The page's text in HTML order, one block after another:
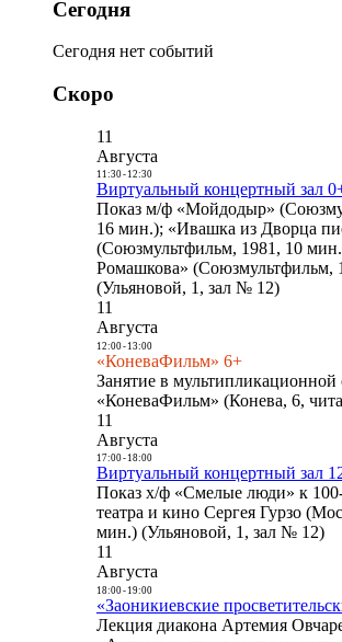
Сегодня
Сегодня нет событий
Скоро
11
Августа
11:30- 12:30
Виртуальный концертный зал
Показ м/ф «Мойдодыр»
16 мин.); «Ивашка из Дворца
(Союзмультфильм, 1981, 10
Ромашкова» (Союзмультфильм,
(Ульяновой, 1, зал № 12)
11
Августа
12:00- 13:00
«КоневаФильм» 6+
Занятие в мультипликационной
«КоневаФильм» (Конева, 6,
11
Августа
17:00- 18:00
Виртуальный концертный зал
Показ х/ф «Смелые люди» к
театра и кино Сергея Гурзо
мин.) (Ульяновой, 1, зал № 12)
11
Августа
18:00- 19:00
«Заоникиевские
Лекция диакона Артемия